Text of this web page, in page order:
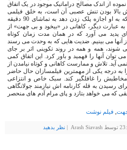
از اندک مصالح دراماتیک موجود در یک اتفاق
بالا بودن تنش عصبی آن است، به خلق فیلمی
دست یابد که مخاطب را در بی آنکه به او اجازه پلک زدن دهد به تماشای 90 دقیقه
عبارت دیگر، کاهانی در «بیخود و بی جهت» از
پدید می آورد که در همان مدت زمان کوتاه
می بینیم. ضدیت هایی که به وحدت می رسند
شوند، همه و همه در روند تکوینی اثر بر جای
توان آنها را فهمید و باور کرد. این اتفاق کمی
آید. تلاش و ممارست کاهانی و کوتاه نیامدن از
به درجه یکی از مهمترین فیلمسازان حال حاضر
مخاطبش را غافلگیر کند. سبک خاص و انتزاعی
رسیدن به قله کارنامه اش نیازمند جولانگاهی
که می خواهد بتازد و پای مرام آدم های منحصر
, فیلم نوشت
نظر بدهيد